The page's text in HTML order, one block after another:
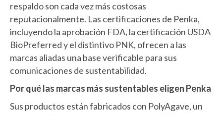
respaldo son cada vez más costosas
reputacionalmente. Las certificaciones de Penka,
incluyendo la aprobación FDA, la certificación USDA
BioPreferred y el distintivo PNK, ofrecen a las
marcas aliadas una base verificable para sus
comunicaciones de sustentabilidad.
Por qué las marcas más sustentables eligen Penka
Sus productos están fabricados con PolyAgave, un